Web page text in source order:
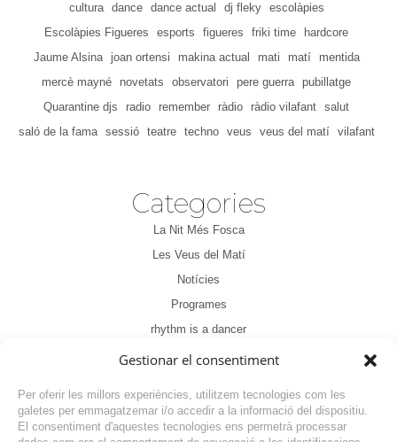
Gestionar el consentiment
Per oferir les millors experiències, utilitzem tecnologies com les
galetes per emmagatzemar i/o accedir a la informació del dispositiu.
El consentiment d'aquestes tecnologies ens permetrà processar
cultura
dance dance actual dj fleky
escolàpies
Escolàpies Figueres
esports figueres friki time
hardcore
Jaume Alsina
joan ortensi makina actual mati matí
mentida
mercè mayné
novetats observatori pere guerra pubillatge
Quarantine djs
radio remember ràdio ràdio vilafant salut
saló de la fama
sessió teatre techno veus veus del matí vilafant
Categories
La Nit Més Fosca
Les Veus del Matí
Notícies
Programes
rhythm is a dancer
Sense categoria